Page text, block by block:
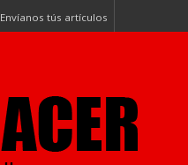
Envíanos tús artículos